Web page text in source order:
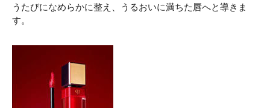
うたびになめらかに整え、うるおいに満ちた唇へと導きま
す。